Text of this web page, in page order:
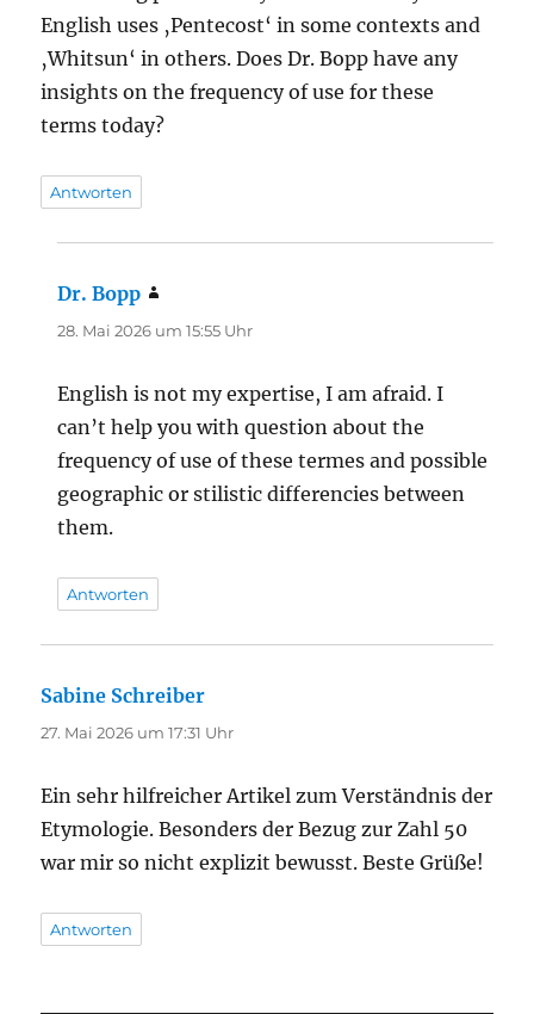
English uses ‚Pentecost‘ in some contexts and
‚Whitsun‘ in others. Does Dr. Bopp have any
insights on the frequency of use for these
terms today?
Antworten
Dr. Bopp
28. Mai 2026 um 15:55 Uhr
English is not my expertise, I am afraid. I
can’t help you with question about the
frequency of use of these termes and possible
geographic or stilistic differencies between
them.
Antworten
Sabine Schreiber
27. Mai 2026 um 17:31 Uhr
Ein sehr hilfreicher Artikel zum Verständnis der
Etymologie. Besonders der Bezug zur Zahl 50
war mir so nicht explizit bewusst. Beste Grüße!
Antworten